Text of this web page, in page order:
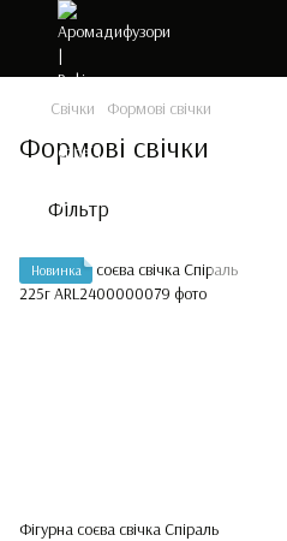
Свічки Формові свічки
Формові свічки
Фільтр
Новинка
Фігурна соєва свічка Спіраль